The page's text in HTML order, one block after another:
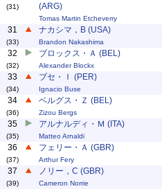
(31)
(ARG)
Tomas Martin Etcheverry
31
(33)
ナカシマ，B (USA)
Brandon Nakashima
32
(32)
ブロックス・Ａ (BEL)
Alexander Blockx
33
(34)
ブセ・Ｉ (PER)
Ignacio Buse
34
(36)
ベルグス・Ｚ (BEL)
Zizou Bergs
35
(35)
アルナルディ・Ｍ (ITA)
Matteo Arnaldi
36
(37)
フェリー・Ａ (GBR)
Arthur Fery
37
(39)
ノリー，C (GBR)
Cameron Norrie